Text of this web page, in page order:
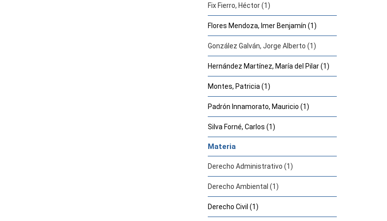
Fix Fierro, Héctor (1)
Flores Mendoza, Imer Benjamín (1)
González Galván, Jorge Alberto (1)
Hernández Martínez, María del Pilar (1)
Montes, Patricia (1)
Padrón Innamorato, Mauricio (1)
Silva Forné, Carlos (1)
Materia
Derecho Administrativo (1)
Derecho Ambiental (1)
Derecho Civil (1)